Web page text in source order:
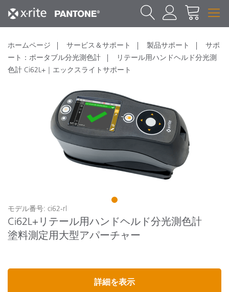
ホームページ サービス＆サポート 製品サポート
サポ
ート：ポータブル分光測色計
リテール用ハンドヘルド分光測
色計 Ci62L+｜エックスライトサポート
1
モデル番号: ci62-rl
Ci62L+リテール用ハンドヘルド分光測色計
塗料測定用大型アパーチャー
詳細を表示